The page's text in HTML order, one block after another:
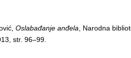
Oslabađanje anđela, Narodna
str. 96–99.